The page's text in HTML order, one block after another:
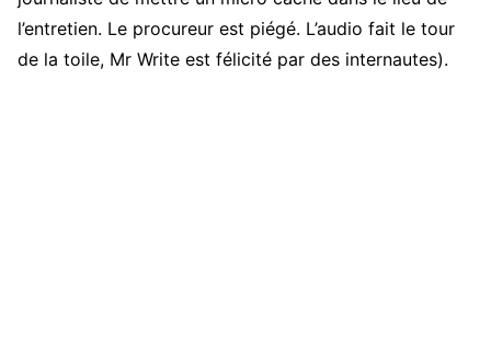
l’entretien. Le procureur est piégé. L’audio fait le tour
de la toile, Mr Write est félicité par des internautes).